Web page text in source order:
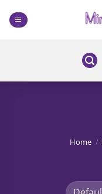
content
Home /